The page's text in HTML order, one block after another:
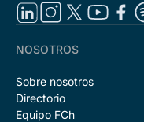
NOSOTROS
Sobre nosotros
Directorio
Equipo FCh